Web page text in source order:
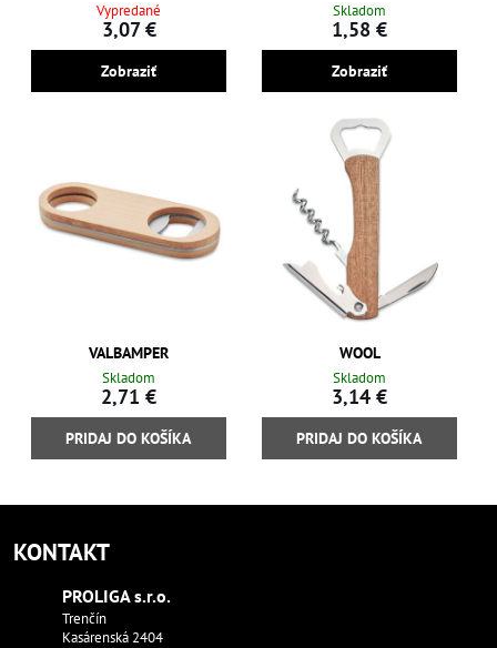
Vypredané
3,07 €
Zobraziť
Skladom
1,58 €
Zobraziť
VALBAMPER
Skladom
2,71 €
PRIDAJ DO KOŠÍKA
WOOL
Skladom
3,14 €
PRIDAJ DO KOŠÍKA
KONTAKT
PROLIGA s​.r​.o​.
Trenčín
Kasárenská 2404